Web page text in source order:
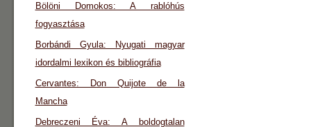
Bölöni Domokos: A rablóhús
fogyasztása
Borbándi Gyula: Nyugati magyar
idordalmi lexikon és bibliográfia
Cervantes: Don Quijote de la
Mancha
Debreczeni Éva: A boldogtalan